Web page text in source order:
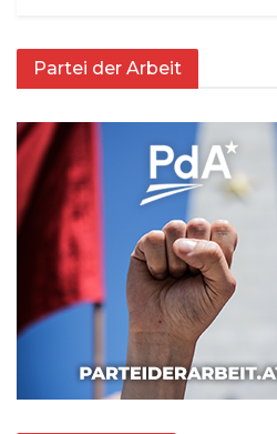
Partei der Arbeit